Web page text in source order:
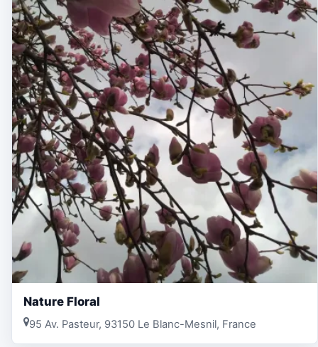
Nature Floral
95 Av. Pasteur, 93150 Le Blanc-Mesnil, France